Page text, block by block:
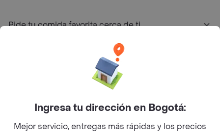
Pide tu comida favorita cerca de ti
Sobre Rappi
Ingresa tu dirección en Bogotá:
Mejor servicio, entregas más rápidas y los precios